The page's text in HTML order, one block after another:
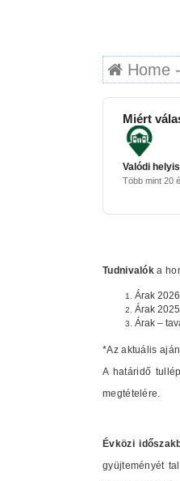
Home
Miért
Valódi
Több mint 20
Tudnivalók a
Árak
Árak
Árak –
*Az aktuális
A határidő
megtételére.
Évközi
gyüjteményét